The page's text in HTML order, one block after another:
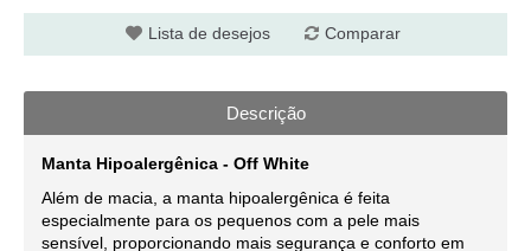
Lista de desejos Comparar
Descrição
Manta Hipoalergênica - Off White
Além de macia, a manta hipoalergênica é feita
especialmente para os pequenos com a pele mais
sensível, proporcionando mais segurança e conforto em